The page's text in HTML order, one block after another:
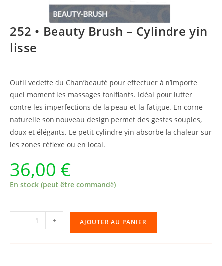
252 • Beauty Brush – Cylindre yin
lisse
Outil vedette du Chan’beauté pour effectuer à n’importe
quel moment les massages tonifiants. Idéal pour lutter
contre les imperfections de la peau et la fatigue. En corne
naturelle son nouveau design permet des gestes souples,
doux et élégants. Le petit cylindre yin absorbe la chaleur sur
les zones réflexe ou en local.
36,00 €
En stock (peut être commandé)
quantité
de
- + AJOUTER AU PANIER